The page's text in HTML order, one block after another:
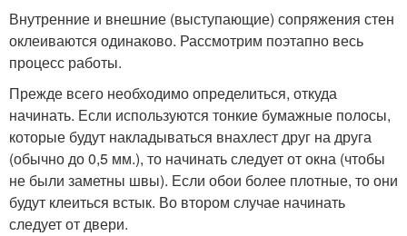
Внутренние и внешние (выступающие) сопряжения стен
оклеиваются одинаково. Рассмотрим поэтапно весь
процесс работы.
Прежде всего необходимо определиться, откуда
начинать. Если используются тонкие бумажные полосы,
которые будут накладываться внахлест друг на друга
(обычно до 0,5 мм.), то начинать следует от окна (чтобы
не были заметны швы). Если обои более плотные, то они
будут клеиться встык. Во втором случае начинать
следует от двери.